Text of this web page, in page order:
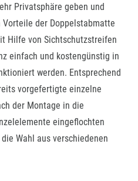
Privatsphäre geben und
der Doppelstabmatte
Hilfe von Sichtschutzstreifen
einfach und kostengünstig in
werden. Entsprechend
vorgefertigte einzelne
der Montage in die
eingeflochten
Wahl aus verschiedenen